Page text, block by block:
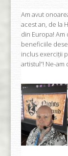
Am avut
acest an, de la
din Europa!
beneficiile
inclus exerciții
artistul”! Ne-